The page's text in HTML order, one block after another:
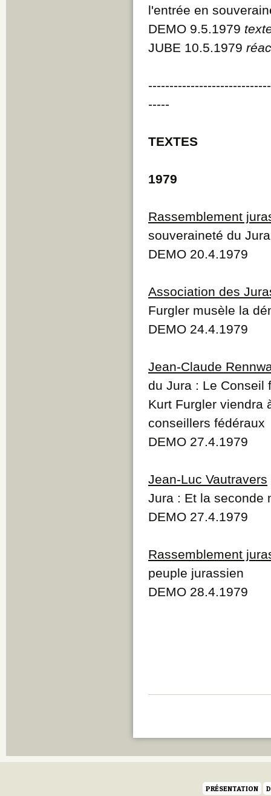
l'entrée en
DEMO 9.5.1979
JUBE 10.5.1979
-----
TEXTES
1979
Rassemblement
souveraineté du
DEMO 20.4.1979
Association des
Furgler musèle la
DEMO 24.4.1979
Jean-Claude
du Jura : Le Conseil
Kurt Furgler viendra
conseillers fédéraux
DEMO 27.4.1979
Jean-Luc Vautravers
Jura : Et la seconde
DEMO 27.4.1979
Rassemblement
peuple jurassien
DEMO 28.4.1979
PRÉSENTATION